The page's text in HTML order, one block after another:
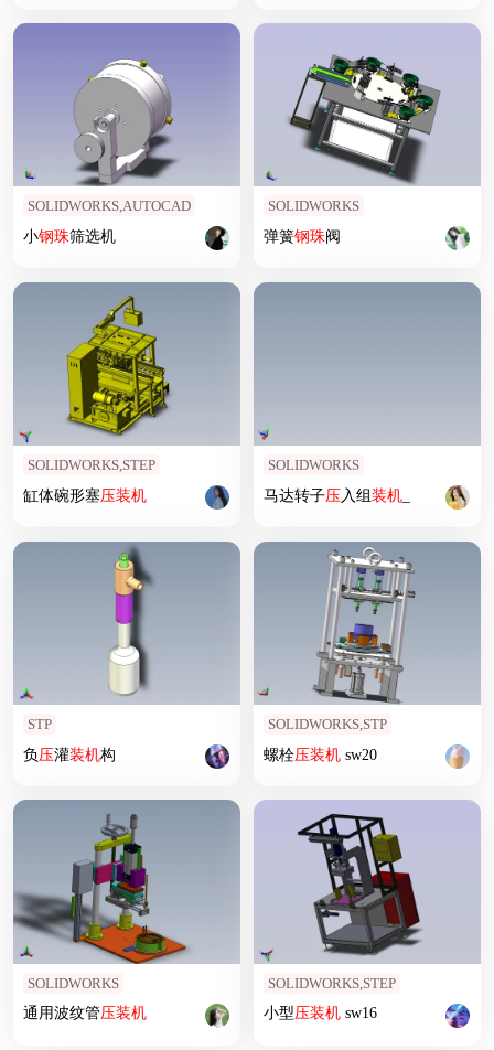
SOLIDWORKS,AUTOCAD
小钢珠筛选机
SOLIDWORKS
弹簧钢珠阀
SOLIDWORKS,STEP
缸体碗形塞压装机
SOLIDWORKS
马达转子压入组装机_
STP
负压灌装机构
SOLIDWORKS,STP
螺栓压装机sw20
SOLIDWORKS
通用波纹管压装机
SOLIDWORKS,STEP
小型压装机sw16